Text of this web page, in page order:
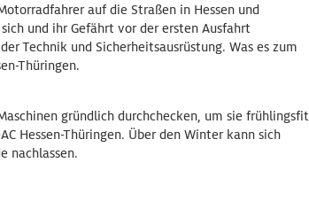
auf die Straßen in Hessen und
und ihr Gefährt vor der ersten Ausfahrt
Technik und Sicherheitsausrüstung. Was es zum
Thüringen.
gründlich durchchecken, um sie frühlingsfit
Hessen-Thüringen. Über den Winter kann sich
nachlassen.